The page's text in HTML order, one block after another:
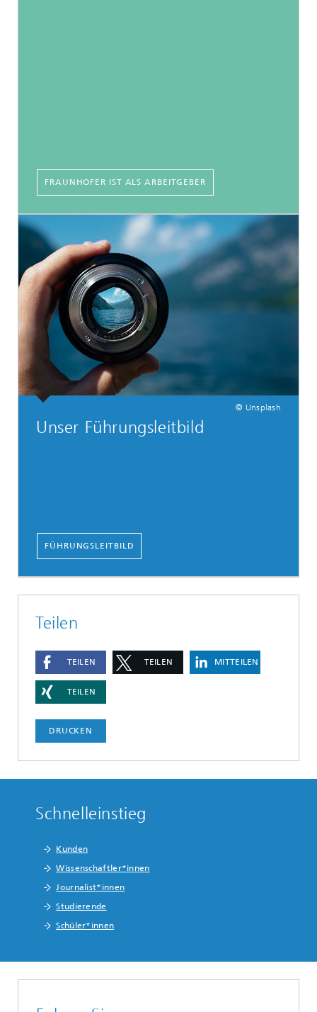
FRAUNHOFER IST ALS ARBEITGEBER
© Unsplash
Unser Führungsleitbild
FÜHRUNGSLEITBILD
Teilen
TEILEN TEILEN MITTEILEN
TEILEN
DRUCKEN
Schnelleinstieg
Kunden
Wissenschaftler*innen
Journalist*innen
Studierende
Schüler*innen